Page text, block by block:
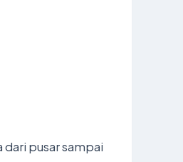
pusar sampai